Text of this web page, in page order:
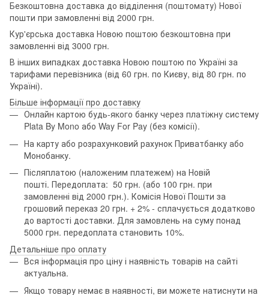
Безкоштовна доставка до відділення (поштомату) Нової
пошти при замовленні від 2000 грн.
Кур'єрська доставка Новою поштою безкоштовна при
замовленні від 3000 грн.
В інших випадках доставка Новою поштою по Україні за
тарифами перевізника (від 60 грн. по Києву, від 80 грн. по
Україні).
Більше інформації про доставку
Онлайн картою будь-якого банку через платіжну систему
Plata By Mono або Way For Pay (без комісії).
На карту або розрахунковий рахунок Приватбанку або
Монобанку.
Післяплатою (наложеним платежем) на Новій
пошті. Передоплата: 50 грн. (або 100 грн. при
замовленні від 2000 грн.). Комісія Нової Пошти за
грошовий переказ 20 грн. + 2% - сплачується додатково
до вартості доставки. Для замовлень на суму понад
5000 грн. передоплата становить 10%.
Детальніше про оплату
Вся інформація про ціну і наявність товарів на сайті
актуальна.
Якщо товару немає в наявності, ви можете натиснути на